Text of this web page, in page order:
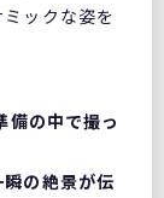
ックな姿を
備の中で撮っ
の絶景が伝